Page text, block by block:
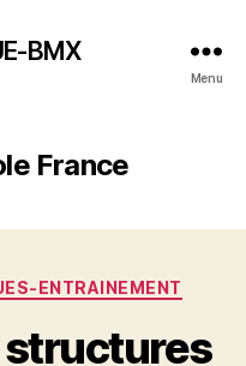
BMX
Menu
France
ENTRAINEMENT
structures